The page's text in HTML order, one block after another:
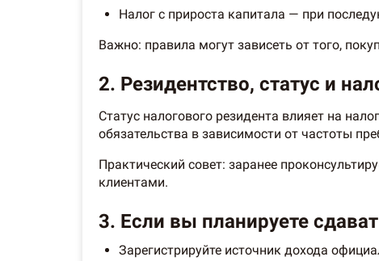
Налог с прироста капитала — при
Важно: правила могут зависеть от того,
2. Резидентство, статус и
Статус налогового резидента влияет на
обязательства в зависимости от частоты
Практический совет: заранее
клиентами.
3. Если вы планируете
Зарегистрируйте источник дохода